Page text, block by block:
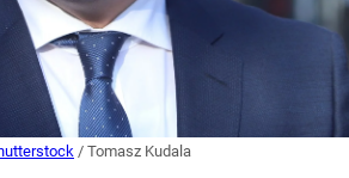
/ Tomasz Kudala